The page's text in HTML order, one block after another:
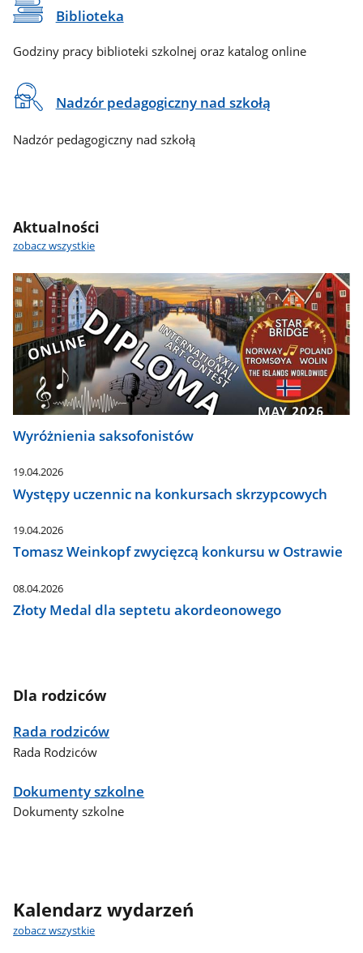
Biblioteka
Godziny pracy biblioteki szkolnej oraz katalog online
Nadzór pedagogiczny nad szkołą
Nadzór pedagogiczny nad szkołą
Aktualności
zobacz wszystkie
Wyróżnienia saksofonistów
19.04.2026
Występy uczennic na konkursach skrzypcowych
19.04.2026
Tomasz Weinkopf zwycięzcą konkursu w Ostrawie
08.04.2026
Złoty Medal dla septetu akordeonowego
Dla rodziców
Rada rodziców
Rada Rodziców
Dokumenty szkolne
Dokumenty szkolne
Kalendarz wydarzeń
zobacz wszystkie